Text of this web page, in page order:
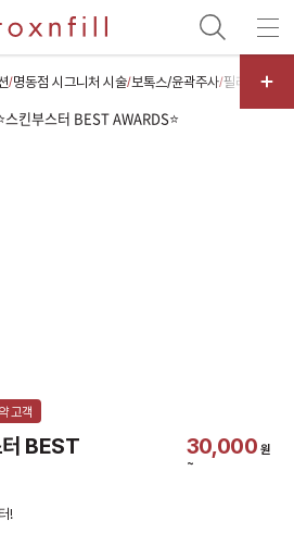
/명동점 시그니처 시술/보톡스/윤곽주사/필러/특수부
고객
BEST
30,000 원
~
카카
!